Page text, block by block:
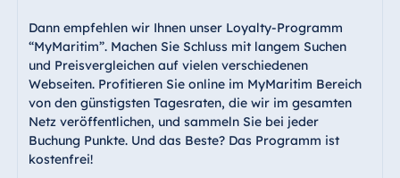
Dann empfehlen wir Ihnen unser Loyalty-Programm
“MyMaritim”. Machen Sie Schluss mit langem Suchen
und Preisvergleichen auf vielen verschiedenen
Webseiten. Profitieren Sie online im MyMaritim Bereich
von den günstigsten Tagesraten, die wir im gesamten
Netz veröffentlichen, und sammeln Sie bei jeder
Buchung Punkte. Und das Beste? Das Programm ist
kostenfrei!